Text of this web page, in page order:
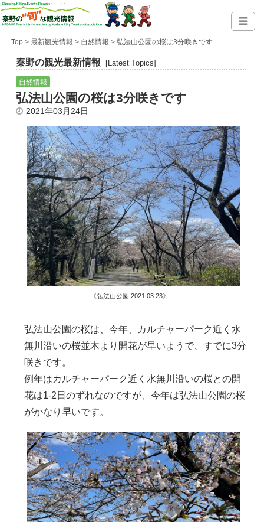
Top> 最新観光情報 > 自然情報 > 弘法山公園の桜は3分咲きです
秦野の観光最新情報 [Latest Topics]
自然情報
弘法山公園の桜は3分咲きです
2021年03月24日
《弘法山公園 2021.03.23》
弘法山公園の桜は、今年、カルチャーパーク近く水
無川沿いの桜並木より開花が早いようで、すでに3分
咲きです。
例年はカルチャーパーク近く水無川沿いの桜との開
花は1-2日のずれなのですが、今年は弘法山公園の桜
がかなり早いです。